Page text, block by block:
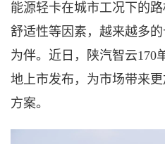
能源轻卡在城市工况下的
舒适性等因素，越来越多
为伴。近日，陕汽智云170
地上市发布，为市场带来
方案。